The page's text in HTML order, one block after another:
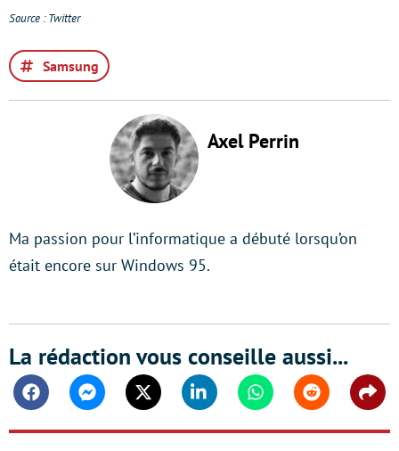
Source : Twitter
Samsung
Axel Perrin
Ma passion pour l’informatique a débuté lorsqu’on
était encore sur Windows 95.
La rédaction vous conseille aussi...
FacebookMessengerTwitter Linkedin WhatsappReddit